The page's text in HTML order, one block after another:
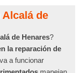
de
de Henares?
la reparación de
a funcionar